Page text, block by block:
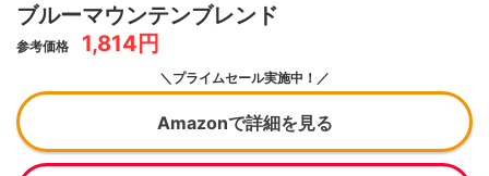
ブルーマウンテンブレンド
参考価格 1,814円
＼プライムセール実施中！／
Amazonで詳細を見る